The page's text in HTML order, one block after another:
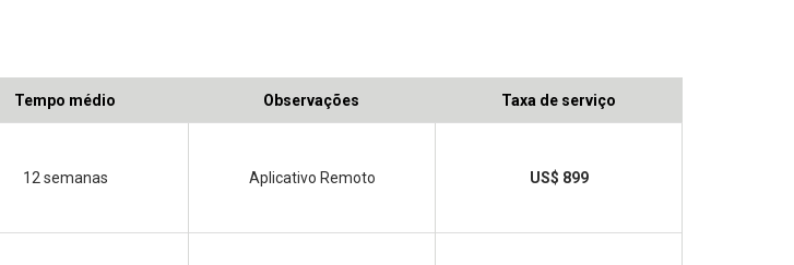
Tempo médio Observações Taxa de serviço
12 semanas Aplicativo Remoto US$ 899